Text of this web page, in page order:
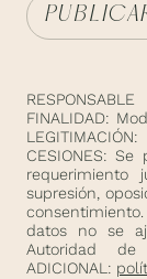
FINALIDAD:
CESIONES:
requerimiento
supresión,
datos no se
Autoridad
ADICIONAL: